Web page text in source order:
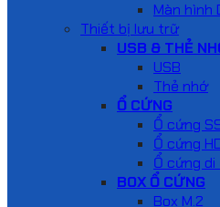
Màn hình
Thiết bị lưu trữ
USB & THẺ
USB
Thẻ nhớ
Ổ CỨNG
Ổ cứng
Ổ cứng
Ổ cứng di
BOX Ổ CỨNG
Box M.2